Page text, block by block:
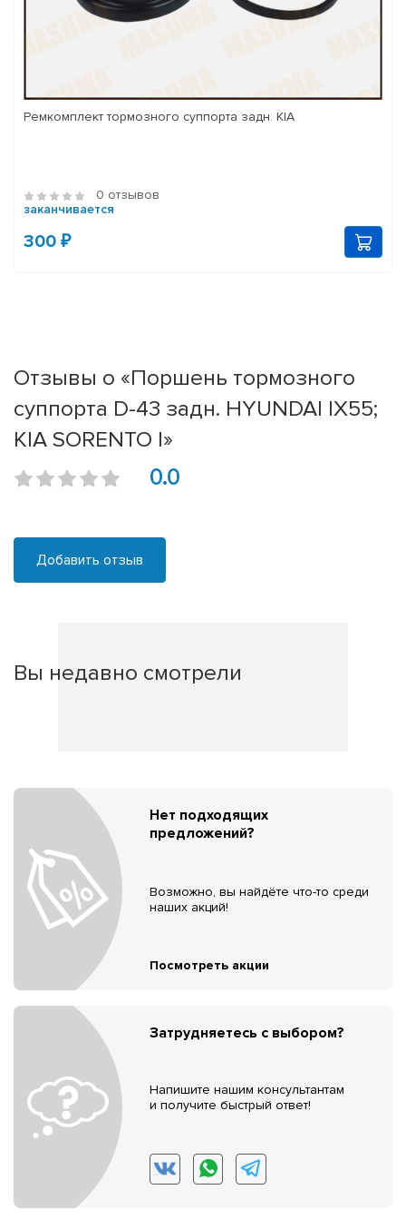
Ремкомплект тормозного суппорта задн. KIA
0 отзывов
заканчивается
300 ₽
Отзывы о «Поршень тормозного
суппорта D-43 задн. HYUNDAI IX55;
KIA SORENTO I»
0.0
Добавить отзыв
Вы недавно смотрели
Нет подходящих
предложений?
Возможно, вы найдёте что-то среди
наших акций!
Посмотреть акции
Затрудняетесь с выбором?
Напишите нашим консультантам
и получите быстрый ответ!